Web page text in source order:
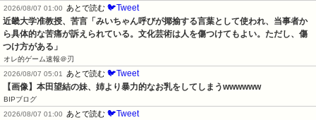
2026/08/07 01:00 あとで読む 🐦Tweet
近畿大学准教授、苦言「みいちゃん呼びが揶揄する言葉として使われ、当事者か
ら具体的な苦痛が訴えられている。文化芸術は人を傷つけてもよい。ただし、傷
つけ方がある」
オレ的ゲーム速報＠刃
2026/08/07 05:01
あとで読む 🐦Tweet
【画像】本田望結の妹、姉より暴力的なお乳をしてしまうwwwwww
BIPブログ
2026/08/07 01:00
あとで読む 🐦Tweet